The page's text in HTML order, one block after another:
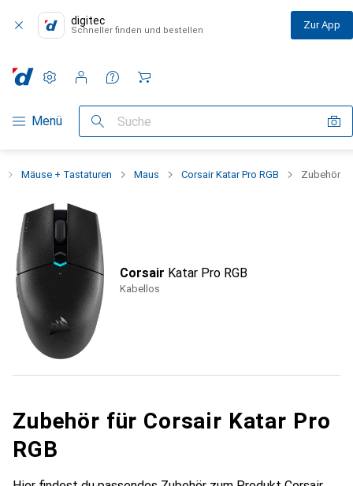
digitec
Schneller finden und bestellen Zur App
Navigation nach Kategorien
Menü Suche
Einstellungen
Kundenkonto
Vergleichslisten
Merklisten
Warenkorb
Mäuse + Tastaturen Maus Corsair Katar Pro RGB Zubehör
Corsair Katar Pro RGB
Kabellos
Zubehör für Corsair Katar Pro
RGB